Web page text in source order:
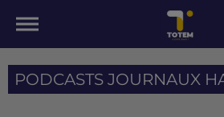
PODCASTS JOURNAUX